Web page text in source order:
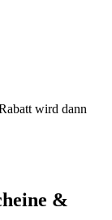
wird dann
&